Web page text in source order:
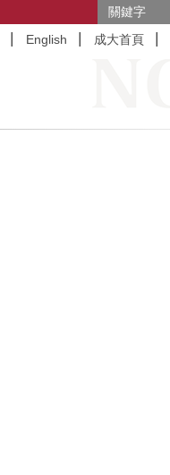
English 成大首頁